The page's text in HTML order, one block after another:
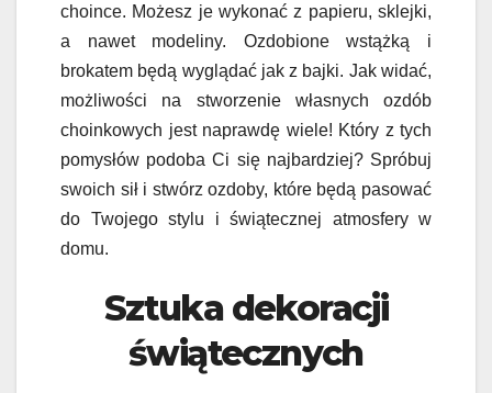
choince. Możesz je wykonać z papieru, sklejki,
a nawet modeliny. Ozdobione wstążką i
brokatem będą wyglądać jak z bajki. Jak widać,
możliwości na stworzenie własnych ozdób
choinkowych jest naprawdę wiele! Który z tych
pomysłów podoba Ci się najbardziej? Spróbuj
swoich sił i stwórz ozdoby, które będą pasować
do Twojego stylu i świątecznej atmosfery w
domu.
Sztuka dekoracji
świątecznych